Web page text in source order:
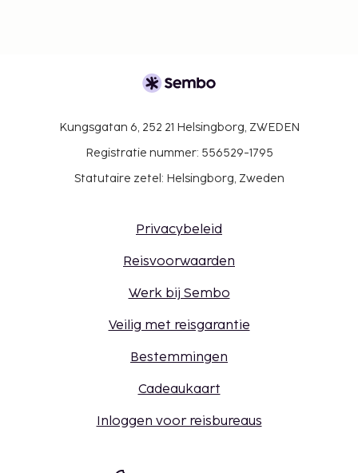
Kungsgatan 6, 252 21 Helsingborg, ZWEDEN
Registratie nummer: 556529-1795
Statutaire zetel: Helsingborg, Zweden
Privacybeleid
Reisvoorwaarden
Werk bij Sembo
Veilig met reisgarantie
Bestemmingen
Cadeaukaart
Inloggen voor reisbureaus